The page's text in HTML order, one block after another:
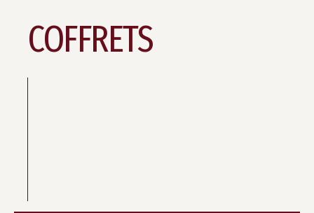
COFFRETS